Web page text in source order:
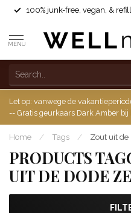
100% junk-free, vegan, &
MENU
Let op: vanwege de
-- Gratis geurkaars Dark Amber
Home / Tags / Zout uit de
PRODUCTS
UIT DE DODE